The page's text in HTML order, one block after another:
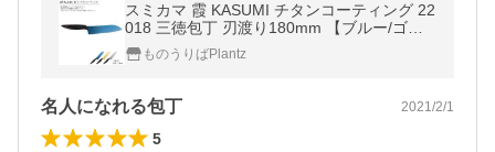
スミカマ 霞 KASUMI チタンコーティング 22
018 三徳包丁 刃渡り180mm 【ブルー/ゴー
ルド/グレー】 爆買
ものうりばPlantz
名人になれる包丁 2021/2/1
5